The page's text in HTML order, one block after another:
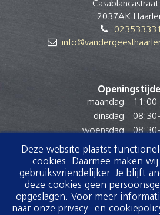
2037AK
maandag
11:00-
dinsdag
08:30-
woensdag
08:30-
donderdag
08:30 -
vrijdag
08:00-
zaterdag
08:00-
zondag
Deze website plaatst
cookies. Daarmee maken
gebruiksvriendelijker. Je blijft
deze cookies geen
opgeslagen. Voor meer
naar onze privacy- en